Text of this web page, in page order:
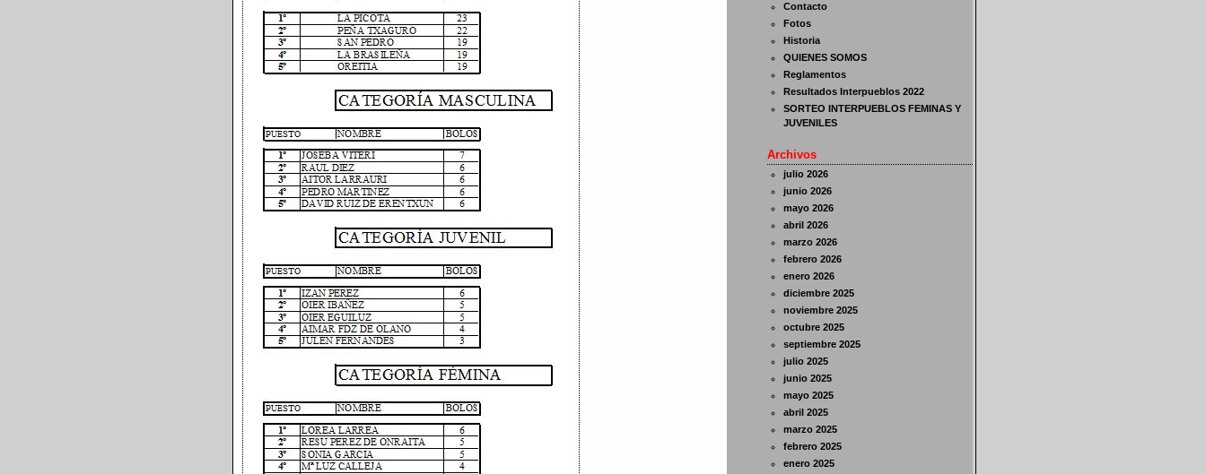
Contacto
Fotos
Historia
QUIENES SOMOS
Reglamentos
Resultados Interpueblos 2022
SORTEO INTERPUEBLOS FEMINAS Y
JUVENILES
Archivos
julio 2026
junio 2026
mayo 2026
abril 2026
marzo 2026
febrero 2026
enero 2026
diciembre 2025
noviembre 2025
octubre 2025
septiembre 2025
julio 2025
junio 2025
mayo 2025
abril 2025
marzo 2025
febrero 2025
enero 2025